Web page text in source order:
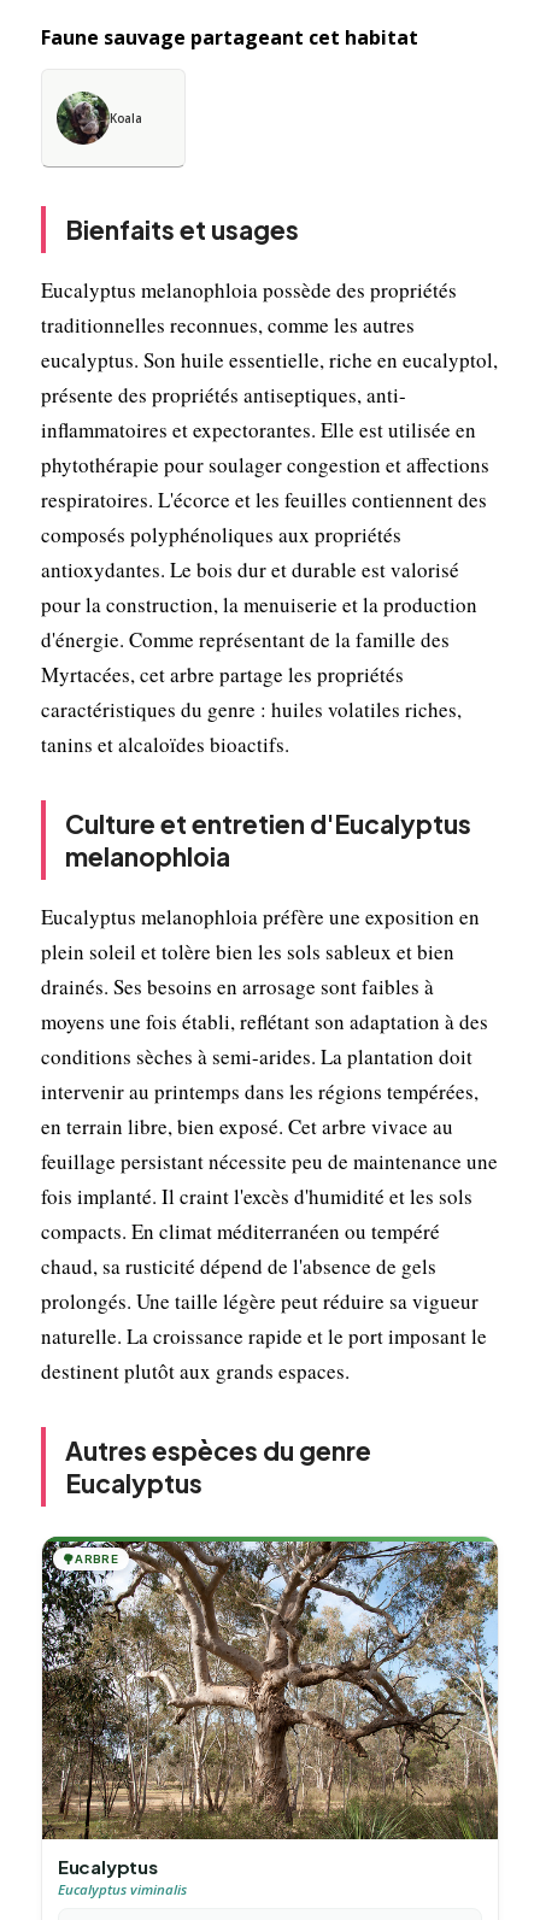
Faune sauvage partageant cet habitat
Koala
Bienfaits et usages
Eucalyptus melanophloia possède des propriétés
traditionnelles reconnues, comme les autres
eucalyptus. Son huile essentielle, riche en eucalyptol,
présente des propriétés antiseptiques, anti-
inflammatoires et expectorantes. Elle est utilisée en
phytothérapie pour soulager congestion et affections
respiratoires. L'écorce et les feuilles contiennent des
composés polyphénoliques aux propriétés
antioxydantes. Le bois dur et durable est valorisé
pour la construction, la menuiserie et la production
d'énergie. Comme représentant de la famille des
Myrtacées, cet arbre partage les propriétés
caractéristiques du genre : huiles volatiles riches,
tanins et alcaloïdes bioactifs.
Culture et entretien d'Eucalyptus
melanophloia
Eucalyptus melanophloia préfère une exposition en
plein soleil et tolère bien les sols sableux et bien
drainés. Ses besoins en arrosage sont faibles à
moyens une fois établi, reflétant son adaptation à des
conditions sèches à semi-arides. La plantation doit
intervenir au printemps dans les régions tempérées,
en terrain libre, bien exposé. Cet arbre vivace au
feuillage persistant nécessite peu de maintenance une
fois implanté. Il craint l'excès d'humidité et les sols
compacts. En climat méditerranéen ou tempéré
chaud, sa rusticité dépend de l'absence de gels
prolongés. Une taille légère peut réduire sa vigueur
naturelle. La croissance rapide et le port imposant le
destinent plutôt aux grands espaces.
Autres espèces du genre
Eucalyptus
🌳ARBRE
Eucalyptus
Eucalyptus viminalis